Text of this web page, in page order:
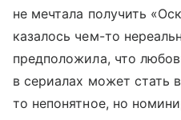
не мечтала получить
казалось чем-то
предположила, что
в сериалах может стать
то непонятное, но